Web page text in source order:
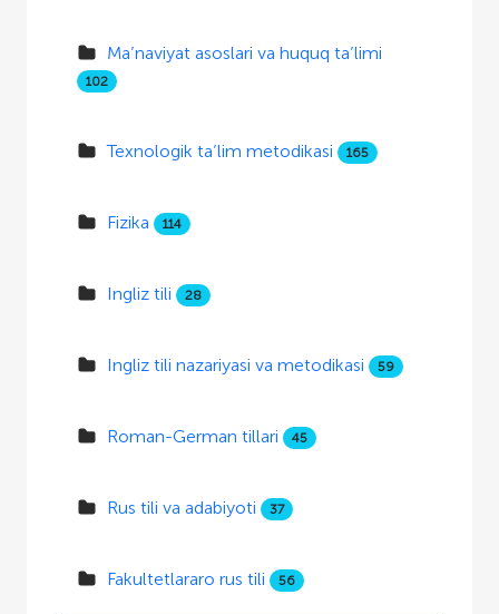
Ma’naviyat asoslari va huquq ta’limi
102
Texnologik ta’lim metodikasi 165
Fizika 114
Ingliz tili 28
Ingliz tili nazariyasi va metodikasi 59
Roman-German tillari 45
Rus tili va adabiyoti 37
Fakultetlararo rus tili 56